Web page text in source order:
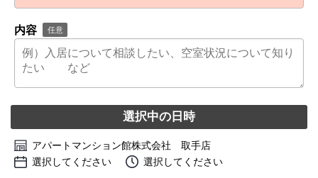
内容 任意
選択中の日時
アパートマンション館株式会社 取手店
選択してください
選択してください